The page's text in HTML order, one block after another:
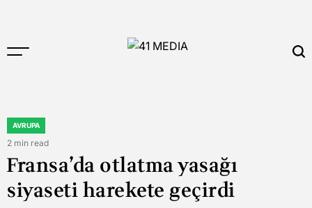
to
POSTED
IN
AVRUPA
Estimated
read
time
2 min read
Fransa’da otlatma yasağı
siyaseti harekete geçirdi